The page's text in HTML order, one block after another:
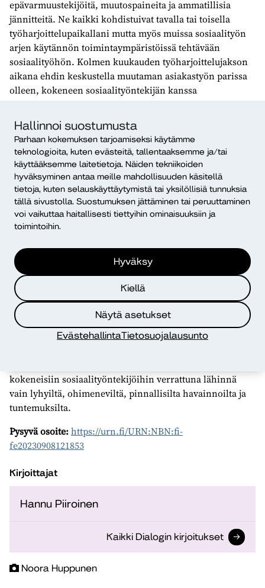
Hallinnoi suostumusta
Parhaan kokemuksen tarjoamiseksi käytämme
teknologioita, kuten evästeitä, tallentaaksemme ja/tai
käyttääksemme laitetietoja. Näiden tekniikoiden
hyväksyminen antaa meille mahdollisuuden käsitellä
tietoja, kuten selauskäyttäytymistä tai yksilöllisiä tunnuksia
tällä sivustolla. Suostumuksen jättäminen tai peruuttaminen
voi vaikuttaa haitallisesti tiettyihin ominaisuuksiin ja
toimintoihin.
Hyväksy
Kiellä
Näytä asetukset
EvästehallintaTietosuojalausunto
epävarmuustekijöitä, muutospaineita ja ammatillisia
jännitteitä. Ne kaikki kohdistuivat tavalla tai toisella
työharjoittelupaikallani mutta myös muissa sosiaalityön
arjen käytännön toimintaympäristöissä tehtävään
sosiaalityöhön. Kolmen kuukauden työharjoittelujakson
aikana ehdin keskustella muutaman asiakastyön parissa
olleen, kokeneen sosiaalityöntekijän kanssa
sain laajan ja moniulotteisen katseen suomalaisen
sosiaalityön arkeen.
Sosiaalityöntekijöiden kanssa käymieni keskustelujen
ansiosta opin, että monet sosiaalityöntekijät olivat
työssään turhautuneita, uupuneita ja väsyneitä. Samalla
kuitenkin tiedostin, että asioiden ymmärtäminen ja
niiden kokeminen ovat viime kädessä eri asioita. Yhtäältä
tunsin ymmärtäväni, että sosiaalityöntekijöiden ei ole
tainnut kuitenkaan riittävän hyvin oivaltaa, miltä
sosiaalityöntekijöistä todella tuntui työskennellä jatkuvan
epävarmuuden oloissa.
Vasta vuosien päästä, työharjoittelun jälkeen, löysin
oikeat sanat kuvaamaan omaa kokemusmaailmaani,
sosiaalityöntekijöiden ymmärtämisen ja
kokeneisiin sosiaalityöntekijöihin verrattuna lähinnä
vain lyhyiltä, ohimeneviltä, pinnallisilta havainnoilta ja
tuntemuksilta.
Pysyvä osoite:https://urn.fi/URN:NBN:fi-
fe20230908121853
Kirjoittajat
Hannu Piiroinen
Kaikki Dialogin kirjoitukset
Noora Huppunen